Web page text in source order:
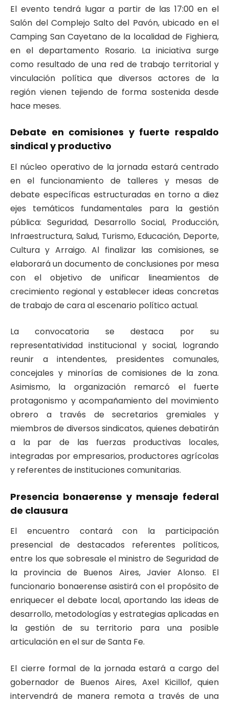
El evento tendrá lugar a partir de las 17:00 en el
Salón del Complejo Salto del Pavón, ubicado en el
Camping San Cayetano de la localidad de Fighiera,
en el departamento Rosario. La iniciativa surge
como resultado de una red de trabajo territorial y
vinculación política que diversos actores de la
región vienen tejiendo de forma sostenida desde
hace meses.
Debate en comisiones y fuerte respaldo
sindical y productivo
El núcleo operativo de la jornada estará centrado
en el funcionamiento de talleres y mesas de
debate específicas estructuradas en torno a diez
ejes temáticos fundamentales para la gestión
pública: Seguridad, Desarrollo Social, Producción,
Infraestructura, Salud, Turismo, Educación, Deporte,
Cultura y Arraigo. Al finalizar las comisiones, se
elaborará un documento de conclusiones por mesa
con el objetivo de unificar lineamientos de
crecimiento regional y establecer ideas concretas
de trabajo de cara al escenario político actual.
La convocatoria se destaca por su
representatividad institucional y social, logrando
reunir a intendentes, presidentes comunales,
concejales y minorías de comisiones de la zona.
Asimismo, la organización remarcó el fuerte
protagonismo y acompañamiento del movimiento
obrero a través de secretarios gremiales y
miembros de diversos sindicatos, quienes debatirán
a la par de las fuerzas productivas locales,
integradas por empresarios, productores agrícolas
y referentes de instituciones comunitarias.
Presencia bonaerense y mensaje federal
de clausura
El encuentro contará con la participación
presencial de destacados referentes políticos,
entre los que sobresale el ministro de Seguridad de
la provincia de Buenos Aires, Javier Alonso. El
funcionario bonaerense asistirá con el propósito de
enriquecer el debate local, aportando las ideas de
desarrollo, metodologías y estrategias aplicadas en
la gestión de su territorio para una posible
articulación en el sur de Santa Fe.
El cierre formal de la jornada estará a cargo del
gobernador de Buenos Aires, Axel Kicillof, quien
intervendrá de manera remota a través de una